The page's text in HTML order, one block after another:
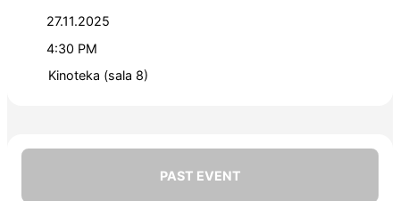
27.11.2025
4:30 PM
Kinoteka (sala 8)
PAST EVENT